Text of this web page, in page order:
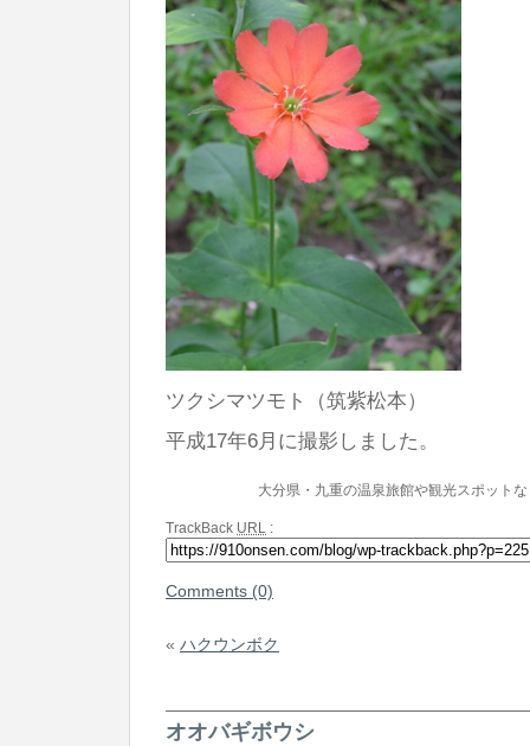
ツクシマツモト（筑紫松本）
平成17年6月に撮影しました。
大分県・九重の温泉旅館や観光スポット
TrackBack URL :
Comments (0)
« ハクウンボク
オオバギボウシ